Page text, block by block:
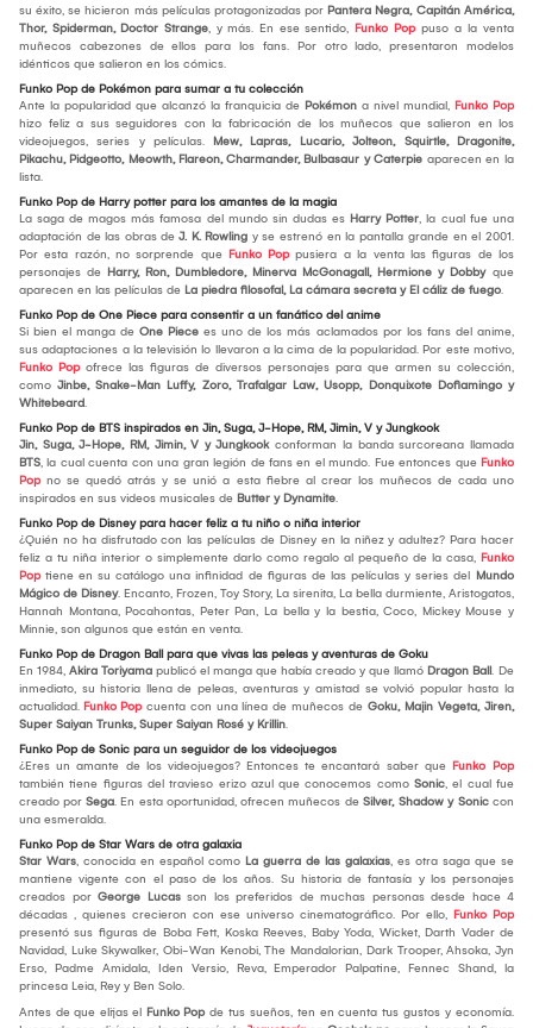
su éxito, se hicieron más películas protagonizadas por Pantera Negra, Capitán América,
Thor, Spiderman, Doctor Strange, y más. En ese sentido, Funko Poppuso a la venta
muñecos cabezones de ellos para los fans. Por otro lado, presentaron modelos
idénticos que salieron en los cómics.
Funko Pop de Pokémon para sumar a tu colección
Ante la popularidad que alcanzó la franquicia de Pokémon a nivel mundial, Funko Pop
hizo feliz a sus seguidores con la fabricación de los muñecos que salieron en los
videojuegos, series y películas. Mew, Lapras, Lucario, Jolteon, Squirtle, Dragonite,
Pikachu, Pidgeotto, Meowth, Flareon, Charmander, Bulbasaur y Caterpie aparecen en la
lista.
Funko Pop de Harry potter para los amantes de la magia
La saga de magos más famosa del mundo sin dudas es Harry Potter, la cual fue una
adaptación de las obras de J. K. Rowling y se estrenó en la pantalla grande en el 2001.
Por esta razón, no sorprende que Funko Poppusiera a la venta las figuras de los
personajes de Harry, Ron, Dumbledore, Minerva McGonagall, Hermione y Dobbyque
aparecen en las películas de La piedra filosofal, La cámara secreta y El cáliz de fuego.
Funko Pop de One Piece para consentir a un fanático del anime
Si bien el manga de One Piece es uno de los más aclamados por los fans del anime,
sus adaptaciones a la televisión lo llevaron a la cima de la popularidad. Por este motivo,
Funko Popofrece las figuras de diversos personajes para que armen su colección,
como Jinbe, Snake-Man Luffy, Zoro, Trafalgar Law, Usopp, Donquixote Doflamingo y
Whitebeard.
Funko Pop de BTS inspirados en Jin, Suga, J-Hope, RM, Jimin, V y Jungkook
Jin, Suga, J-Hope, RM, Jimin, V y Jungkook conforman la banda surcoreana llamada
BTS, la cual cuenta con una gran legión de fans en el mundo. Fue entonces que Funko
Popno se quedó atrás y se unió a esta fiebre al crear los muñecos de cada uno
inspirados en sus videos musicales de Butter y Dynamite.
Funko Pop de Disney para hacer feliz a tu niño o niña interior
¿Quién no ha disfrutado con las películas de Disney en la niñez y adultez? Para hacer
feliz a tu niña interior o simplemente darlo como regalo al pequeño de la casa, Funko
Poptiene en su catálogo una infinidad de figuras de las películas y series del Mundo
Mágico de Disney. Encanto, Frozen, Toy Story, La sirenita, La bella durmiente, Aristogatos,
Hannah Montana, Pocahontas, Peter Pan, La bella y la bestia, Coco, Mickey Mouse y
Minnie, son algunos que están en venta.
Funko Pop de Dragon Ball para que vivas las peleas y aventuras de Goku
En 1984, Akira Toriyama publicó el manga que había creado y que llamó Dragon Ball. De
inmediato, su historia llena de peleas, aventuras y amistad se volvió popular hasta la
actualidad. Funko Popcuenta con una línea de muñecos de Goku, Majin Vegeta, Jiren,
Super Saiyan Trunks, Super Saiyan Rosé y Krillin.
Funko Pop de Sonic para un seguidor de los videojuegos
¿Eres un amante de los videojuegos? Entonces te encantará saber que Funko Pop
también tiene figuras del travieso erizo azul que conocemos como Sonic, el cual fue
creado por Sega. En esta oportunidad, ofrecen muñecos de Silver, Shadow y Sonic con
una esmeralda.
Funko Pop de Star Wars de otra galaxia
Star Wars, conocida en español como La guerra de las galaxias, es otra saga que se
mantiene vigente con el paso de los años. Su historia de fantasía y los personajes
creados por George Lucas son los preferidos de muchas personas desde hace 4
décadas , quienes crecieron con ese universo cinematográfico. Por ello, Funko Pop
presentó sus figuras de Boba Fett, Koska Reeves, Baby Yoda, Wicket, Darth Vader de
Navidad, Luke Skywalker, Obi-Wan Kenobi, The Mandalorian, Dark Trooper, Ahsoka, Jyn
Erso, Padme Amidala, Iden Versio, Reva, Emperador Palpatine, Fennec Shand, la
princesa Leia, Rey y Ben Solo.
Antes de que elijas el Funko Popde tus sueños, ten en cuenta tus gustos y economía.